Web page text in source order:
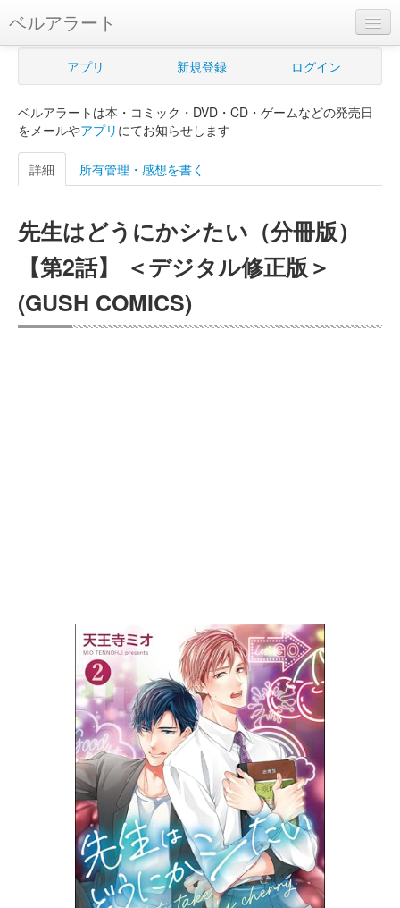
ベルアラート
ベルアラートとは
新規登録
ログイン
購入管理
Myシェルフ
プレミアム
アプリ 新規登録 ログイン
ベルアラートは本・コミック・DVD・CD・ゲームなどの発売日
をメールやアプリ にてお知らせします
詳細 所有管理・感想を書く
先生はどうにかシたい（分冊版）
【第2話】 ＜デジタル修正版＞
(GUSH COMICS)